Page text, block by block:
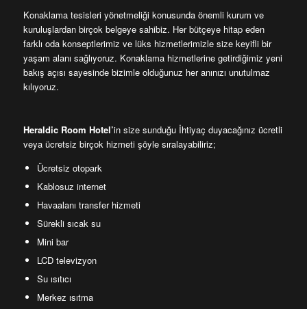
Konaklama tesisleri yönetmeliği konusunda önemli kurum ve
kuruluşlardan birçok belgeye sahibiz. Her bütçeye hitap eden
farklı oda konseptlerimiz ve lüks hizmetlerimizle size keyifli bir
yaşam alanı sağlıyoruz. Konaklama hizmetlerine getirdiğimiz yeni
bakış açısı sayesinde bizimle olduğunuz her anınızı unutulmaz
kılıyoruz.
Heraldic Room Hotel’in size sunduğu İhtiyaç duyacağınız ücretli
veya ücretsiz birçok hizmeti şöyle sıralayabiliriz;
Ücretsiz otopark
Kablosuz internet
Havaalanı transfer hizmeti
Sürekli sıcak su
Mini bar
LCD televizyon
Su ısıtıcı
Merkez ısıtma